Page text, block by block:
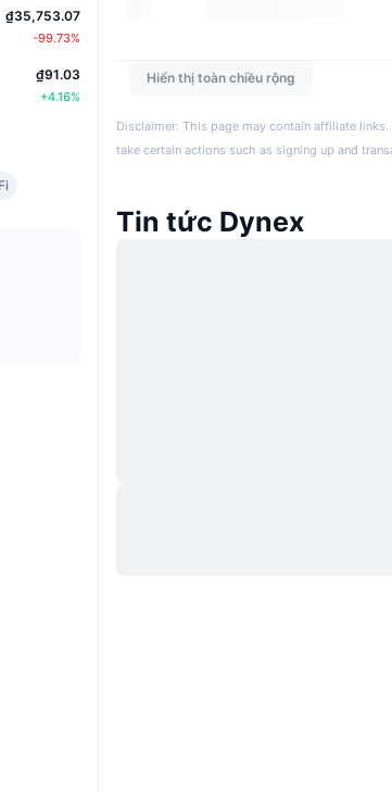
₫35,753.07
-99.73%
₫91.03
+4.16%
Hiển thị toàn chiều rộng
Disclaimer: This page may contain affiliate
take certain actions such as signing up and
Tin tức Dynex